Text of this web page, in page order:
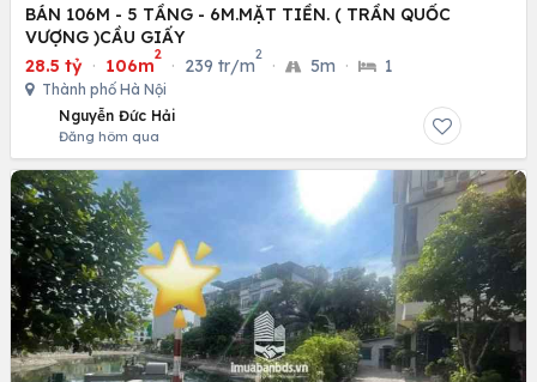
BÁN 106M - 5 TẦNG - 6M.MẶT TIỀN. ( TRẦN QUỐC
VƯỢNG )CẦU GIẤY
28.5 tỷ · 106m
2
· 239 tr/m
2
· 5m · 1
Thành phố Hà Nội
Nguyễn Đức Hải
Đăng hôm qua